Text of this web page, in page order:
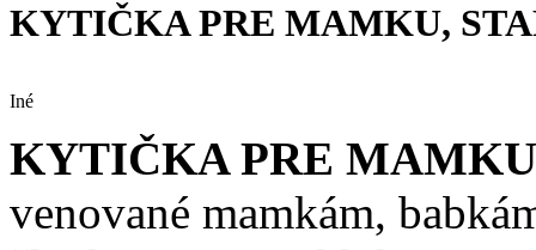
KYTIČKA PRE MAMKU,
Iné
KYTIČKA PRE
venované mamkám,